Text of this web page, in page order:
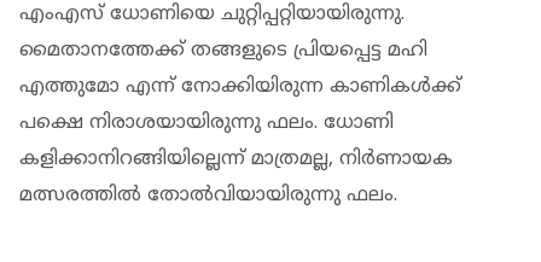
എംഎസ് ധോണിയെ ചുറ്റിപ്പറ്റിയായിരുന്നു.
മൈതാനത്തേക്ക് തങ്ങളുടെ പ്രിയപ്പെട്ട മഹി
എത്തുമോ എന്ന് നോക്കിയിരുന്ന കാണികള്‍ക്ക്
പക്ഷെ നിരാശയായിരുന്നു ഫലം. ധോണി
കളിക്കാനിറങ്ങിയില്ലെന്ന് മാത്രമല്ല, നിര്‍ണായക
മത്സരത്തില്‍ തോല്‍വിയായിരുന്നു ഫലം.